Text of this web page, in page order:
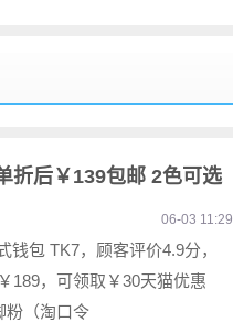
折后￥139包邮 2色可选
06-03 11:29
包 TK7，顾客评价4.9分，
189，可领取￥30天猫优惠
粉（淘口令